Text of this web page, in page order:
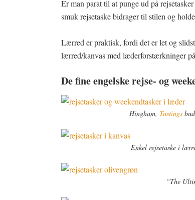
Er man parat til at punge ud på
smuk rejsetaske bidrager til stilen og
Lærred er praktisk, fordi det er let og
lærred/kanvas med læderforstærkninger
De fine engelske rejse- og
Hingham, Tustingsbud
Enkel rejsetaske i
“The